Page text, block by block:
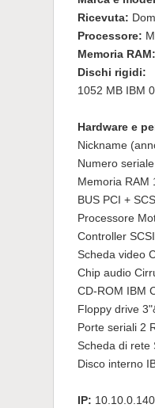
Ricevuta:
Processore:
Memoria RAM:
Dischi rigidi:
1052 MB IBM
Hardware e
Nickname
Numero
Memoria RAM
BUS PCI +
Processore
Controller
Scheda video
Chip audio
CD-ROM IBM
Floppy drive
Porte seriali 2
Scheda di rete
Disco interno
IP: 10.10.0.140